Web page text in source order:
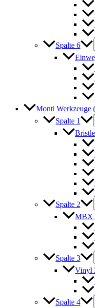
Spalte 6
Monti Werkzeuge
Spalte 1
Spalte 2
MBX
Spalte 3
Vinyl
Spalte 4